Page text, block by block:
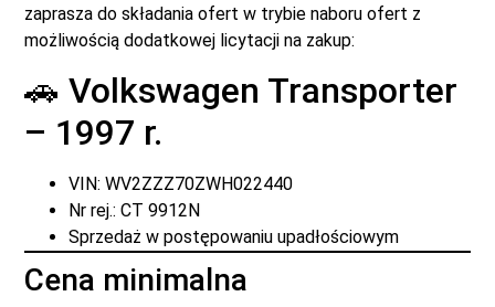
zaprasza do składania ofert w trybie naboru ofert z
możliwością dodatkowej licytacji na zakup:
🚗 Volkswagen Transporter
– 1997 r.
VIN: WV2ZZZ70ZWH022440
Nr rej.: CT 9912N
Sprzedaż w postępowaniu upadłościowym
Cena minimalna